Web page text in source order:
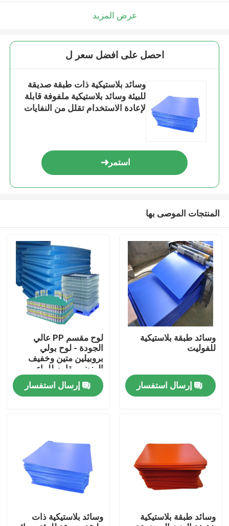
المنزل
المنتجات
فيديوهات
عرض المزيد
احصل على افضل سعر ل
وسائد بلاستيكية ذات طبقة صديقة
للبيئة وسائد بلاستيكية ملفوفة قابلة
لإعادة الاستخدام تقلل من النفايات
استمر
المنتجات الموصى بها
وسائد طبقة بلاستيكية
للفوليت
إرسال استفسار
لوح مقسم PP عالي
الجودة - لوح بولي
بروبيلين متين وخفيف
الوزن ومقاوم للماء
وصديق للبيئة لحماية
طبقة البليت وفصل
المنتج والتعبئة
إرسال استفسار
وسائد طبقة بلاستيكية
وسائد بلاستيكية ذات